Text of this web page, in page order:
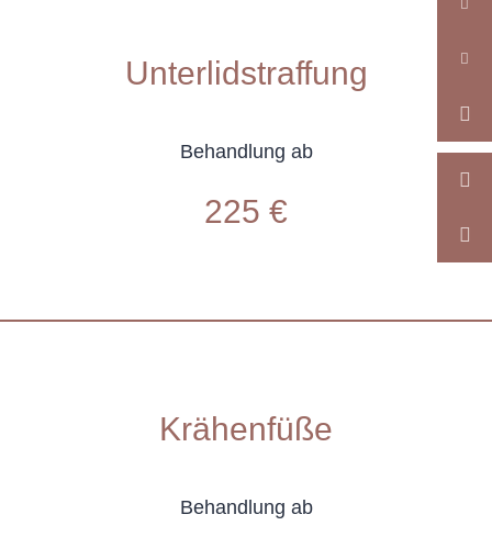
Unterlidstraffung
Behandlung ab
225 €
Krähenfüße
Behandlung ab